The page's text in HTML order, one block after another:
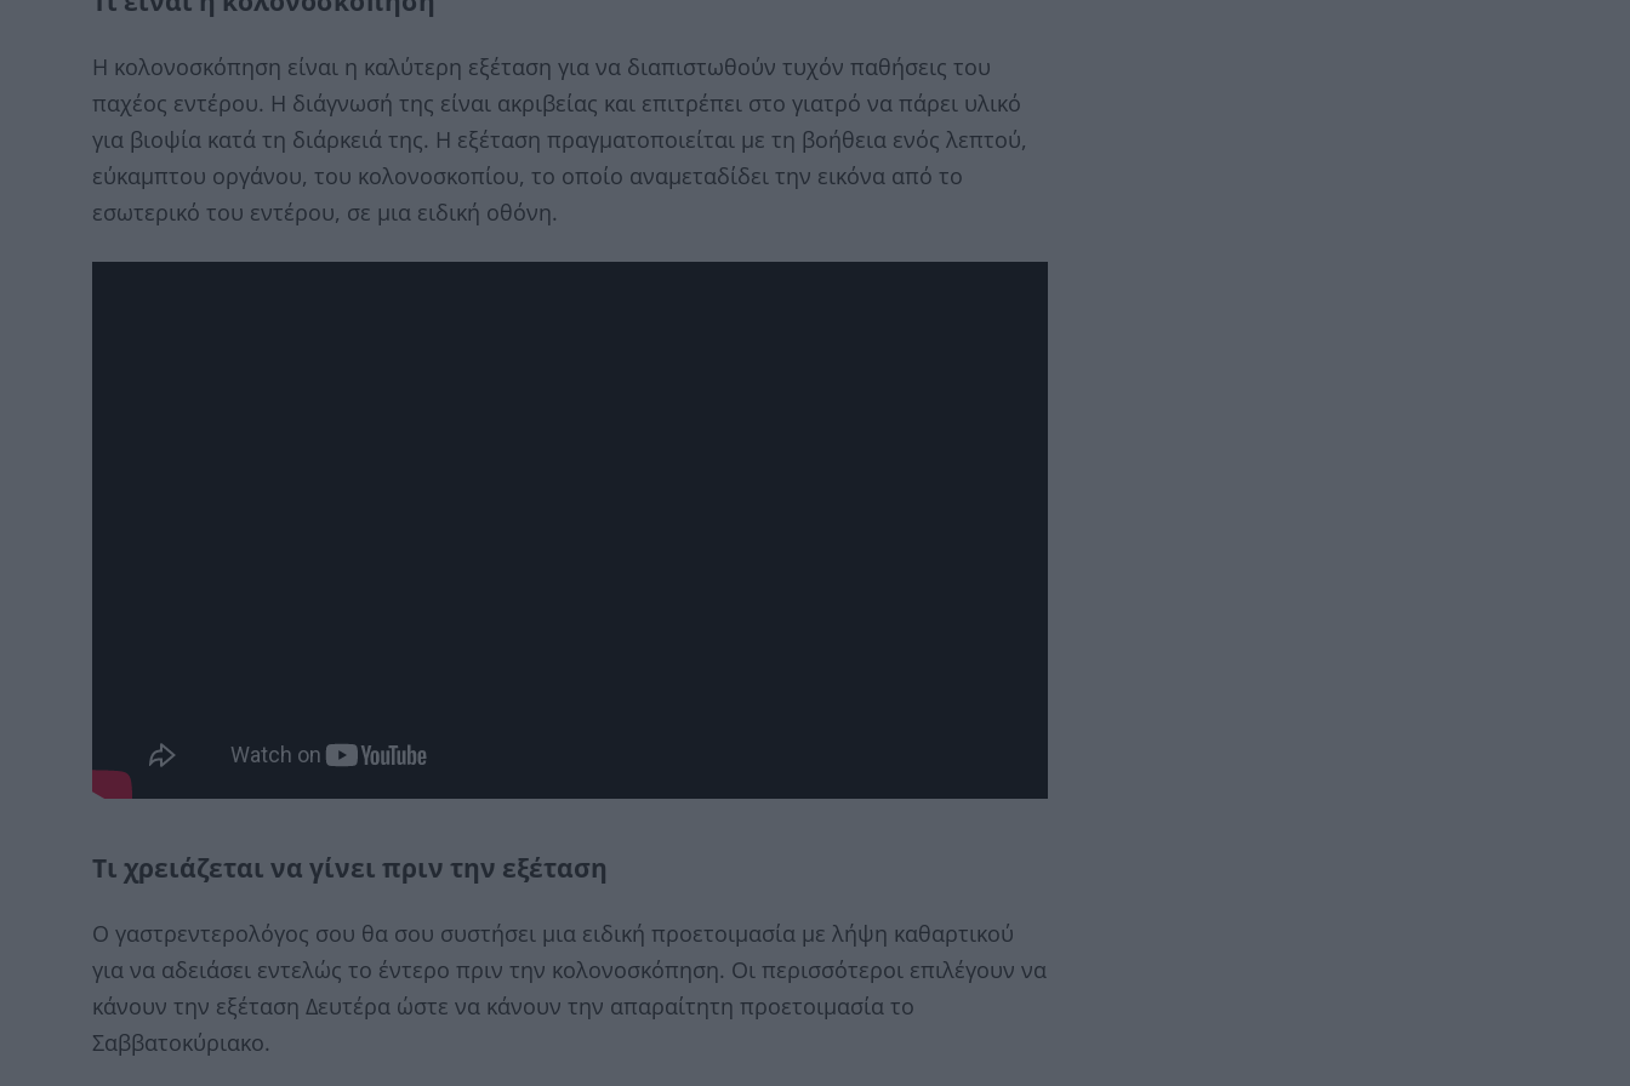
Η κολονοσκόπηση είναι η καλύτερη εξέταση για να διαπιστωθούν τυχόν παθήσεις του
παχέος εντέρου. Η διάγνωσή της είναι ακριβείας και επιτρέπει στο γιατρό να πάρει υλικό
για βιοψία κατά τη διάρκειά της. Η εξέταση πραγματοποιείται με τη βοήθεια ενός λεπτού,
εύκαμπτου οργάνου, του κολονοσκοπίου, το οποίο αναμεταδίδει την εικόνα από το
εσωτερικό του εντέρου, σε μια ειδική οθόνη.
Τι χρειάζεται να γίνει πριν την εξέταση
Ο γαστρεντερολόγος σου θα σου συστήσει μια ειδική προετοιμασία με λήψη καθαρτικού
για να αδειάσει εντελώς το έντερο πριν την κολονοσκόπηση. Οι περισσότεροι επιλέγουν να
κάνουν την εξέταση Δευτέρα ώστε να κάνουν την απαραίτητη προετοιμασία το
Σαββατοκύριακο.